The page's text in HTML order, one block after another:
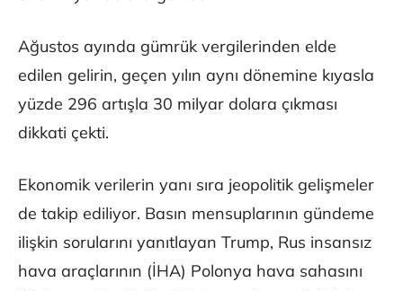
Ağustos ayında gümrük vergilerinden elde
edilen gelirin, geçen yılın aynı dönemine kıyasla
yüzde 296 artışla 30 milyar dolara çıkması
dikkati çekti.
Ekonomik verilerin yanı sıra jeopolitik gelişmeler
de takip ediliyor. Basın mensuplarının gündeme
ilişkin sorularını yanıtlayan Trump, Rus insansız
hava araçlarının (İHA) Polonya hava sahasını